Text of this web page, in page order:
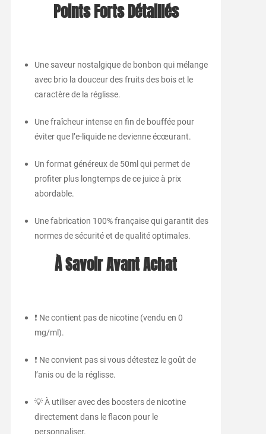
Points Forts Détaillés
Une saveur nostalgique de bonbon qui mélange
avec brio la douceur des fruits des bois et le
caractère de la réglisse.
Une fraîcheur intense en fin de bouffée pour
éviter que l’e-liquide ne devienne écœurant.
Un format généreux de 50ml qui permet de
profiter plus longtemps de ce juice à prix
abordable.
Une fabrication 100% française qui garantit des
normes de sécurité et de qualité optimales.
À Savoir Avant Achat
❗ Ne contient pas de nicotine (vendu en 0
mg/ml).
❗ Ne convient pas si vous détestez le goût de
l’anis ou de la réglisse.
💡 À utiliser avec des boosters de nicotine
directement dans le flacon pour le
personnaliser.